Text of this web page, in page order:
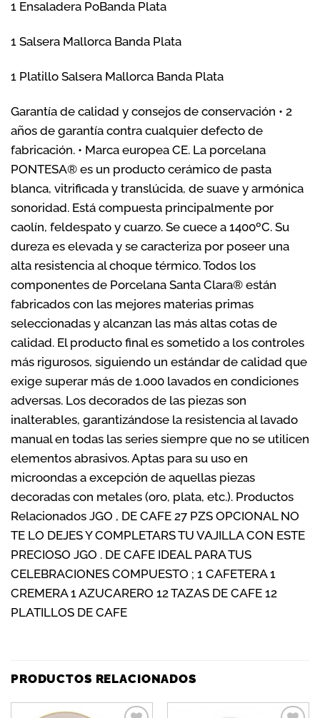
1 Ensaladera PoBanda Plata
1 Salsera Mallorca Banda Plata
1 Platillo Salsera Mallorca Banda Plata
Garantía de calidad y consejos de conservación • 2
años de garantía contra cualquier defecto de
fabricación. • Marca europea CE. La porcelana
PONTESA® es un producto cerámico de pasta
blanca, vitrificada y translúcida, de suave y armónica
sonoridad. Está compuesta principalmente por
caolín, feldespato y cuarzo. Se cuece a 1400ºC. Su
dureza es elevada y se caracteriza por poseer una
alta resistencia al choque térmico. Todos los
componentes de Porcelana Santa Clara® están
fabricados con las mejores materias primas
seleccionadas y alcanzan las más altas cotas de
calidad. El producto final es sometido a los controles
más rigurosos, siguiendo un estándar de calidad que
exige superar más de 1.000 lavados en condiciones
adversas. Los decorados de las piezas son
inalterables, garantizándose la resistencia al lavado
manual en todas las series siempre que no se utilicen
elementos abrasivos. Aptas para su uso en
microondas a excepción de aquellas piezas
decoradas con metales (oro, plata, etc.). Productos
Relacionados JGO , DE CAFE 27 PZS OPCIONAL NO
TE LO DEJES Y COMPLETARS TU VAJILLA CON ESTE
PRECIOSO JGO . DE CAFE IDEAL PARA TUS
CELEBRACIONES COMPUESTO ; 1 CAFETERA 1
CREMERA 1 AZUCARERO 12 TAZAS DE CAFE 12
PLATILLOS DE CAFE
PRODUCTOS RELACIONADOS